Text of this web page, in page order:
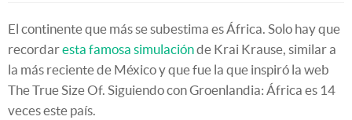
El continente que más se subestima es África. Solo hay que
recordaresta famosa simulaciónde Krai Krause, similar a
la más reciente de México y que fue la que inspiró la web
The True Size Of. Siguiendo con Groenlandia: África es 14
veces este país.